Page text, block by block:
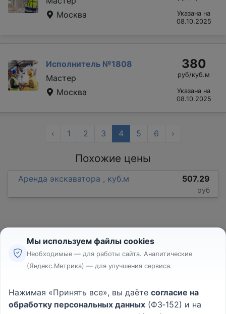
Москва
Указана на
08.10.2025
Исполнитель №1808
Мастер
Москва
380
руб/куб.м
Указана на
08.10.2025
‹ 1 2 3 4 5 6 ›
Похожие цены
Аренда экскаватора , куб.м 507.29
руб
Реклама
Пользовательское соглашение
Политика конфиденциальности
Мы используем файлы cookies
Необходимые — для работы сайта. Аналитические
(Яндекс.Метрика) — для улучшения сервиса.
Нажимая «Принять все», вы даёте согласие на
обработку персональных данных (ФЗ‑152) и на